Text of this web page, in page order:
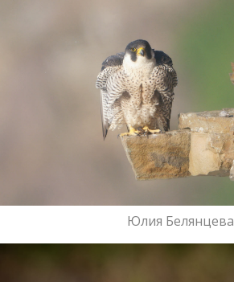
Юлия Белянцева
Nature Photo Talks